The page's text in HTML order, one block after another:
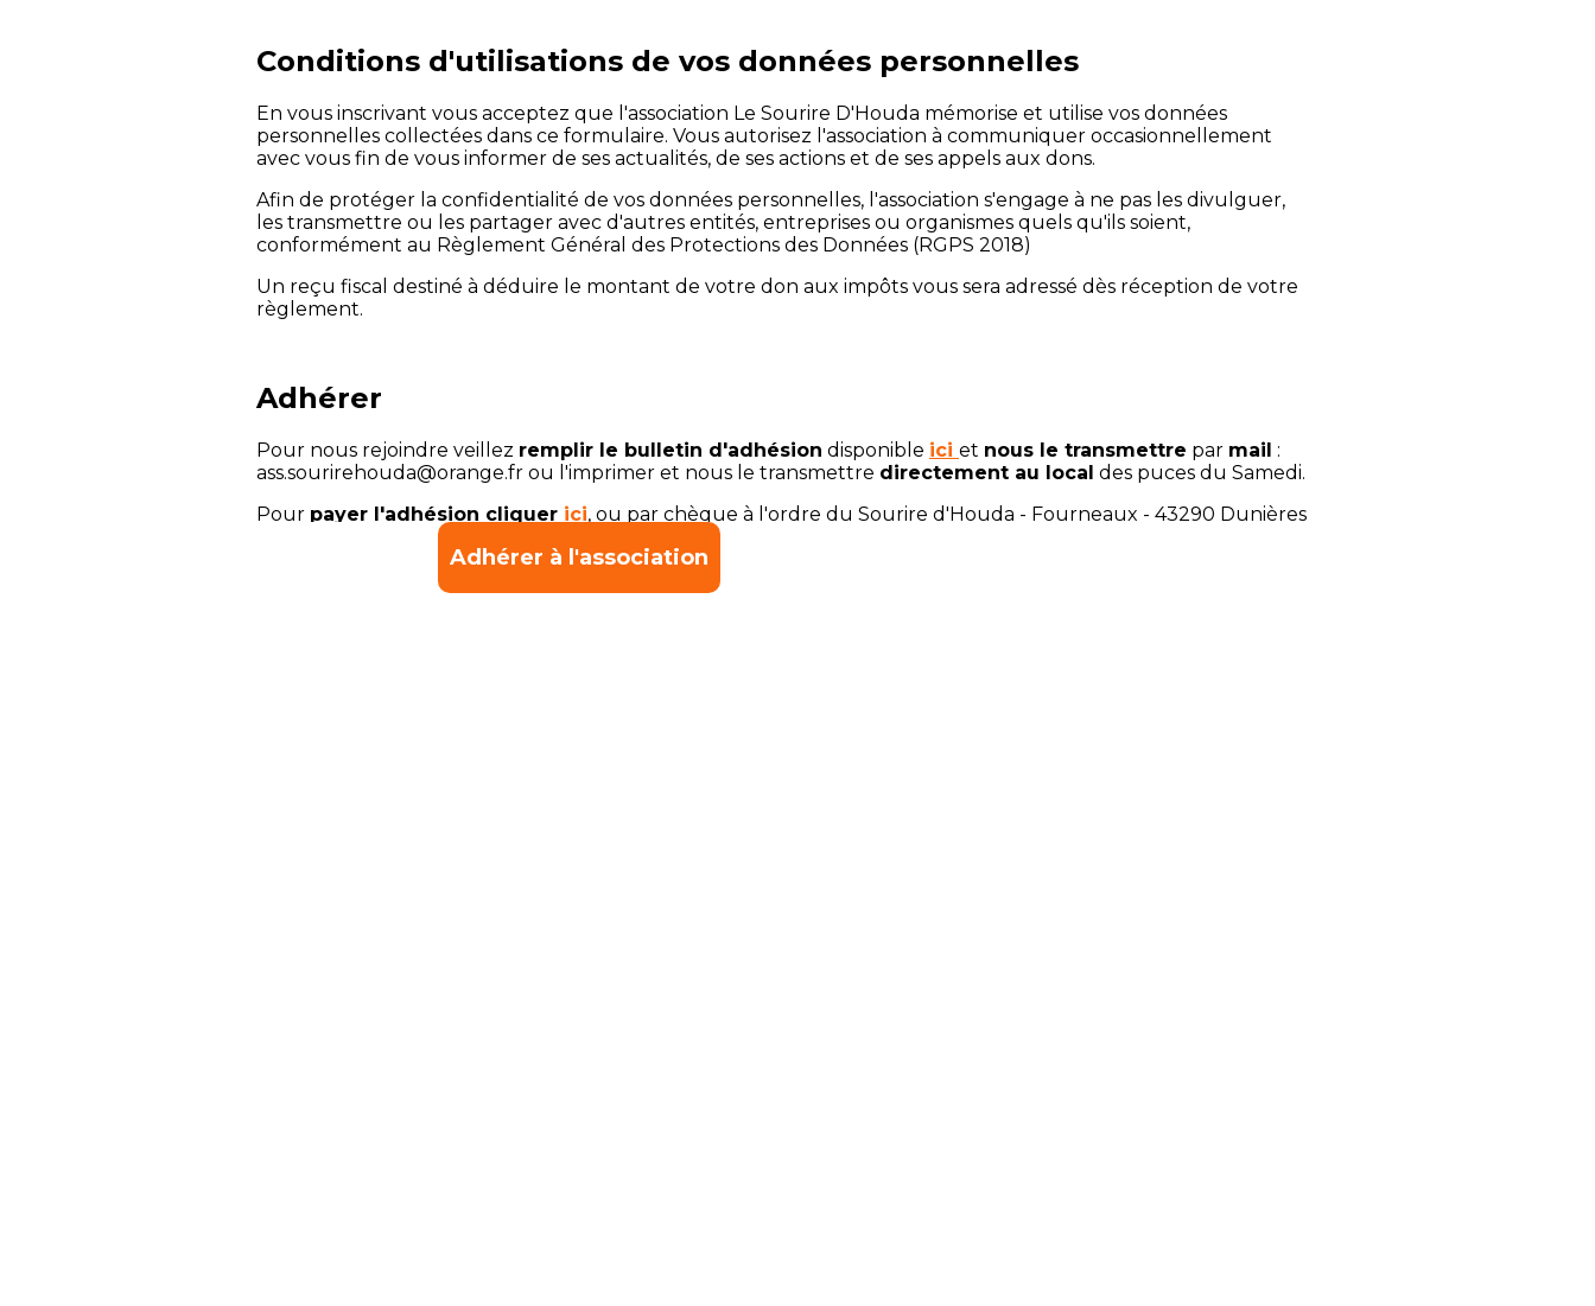
Conditions d'utilisations de vos données personnelles
En vous inscrivant vous acceptez que l'association Le Sourire D'Houda mémorise et utilise vos données
personnelles collectées dans ce formulaire. Vous autorisez l'association à communiquer occasionnellement
avec vous fin de vous informer de ses actualités, de ses actions et de ses appels aux dons.
Afin de protéger la confidentialité de vos données personnelles, l'association s'engage à ne pas les divulguer,
les transmettre ou les partager avec d'autres entités, entreprises ou organismes quels qu'ils soient,
conformément au Règlement Général des Protections des Données (RGPS 2018)
Un reçu fiscal destiné à déduire le montant de votre don aux impôts vous sera adressé dès réception de votre
règlement.
Adhérer
Pour nous rejoindre veillez remplir le bulletin d'adhésion disponible ici et nous le transmettre par mail :
ass.sourirehouda@orange.fr ou l'imprimer et nous le transmettre directement au local des puces du Samedi.
Pour payer l'adhésion cliquer ici, ou par chèque à l'ordre du Sourire d'Houda - Fourneaux - 43290 Dunières
Montant de la cotisation:20€
Adhérer à l'association